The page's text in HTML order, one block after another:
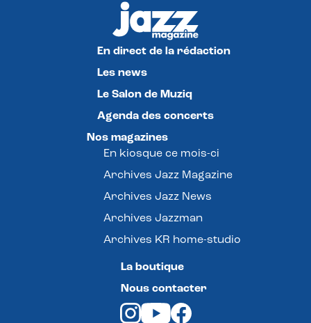
En direct de la rédaction
Les news
Le Salon de Muziq
Agenda des concerts
Nos magazines
En kiosque ce mois-ci
Archives Jazz Magazine
Archives Jazz News
Archives Jazzman
Archives KR home-studio
La boutique
Nous contacter